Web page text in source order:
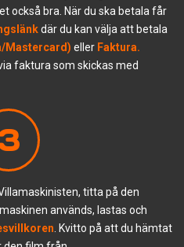
också bra. När du ska betala får
där du kan välja att betala
Mastercard) eller Faktura.
faktura som skickas med
titta på den
används, lastas och
. Kvitto på att du hämtat